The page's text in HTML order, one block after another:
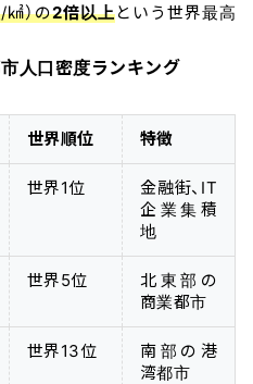
）の2倍以上という世界最高
人口密度ランキング
世界順位 特徴
世界1位
金融街、IT
企業集積
地
世界5位
北東部の
商業都市
世界13位
南部の港
湾都市